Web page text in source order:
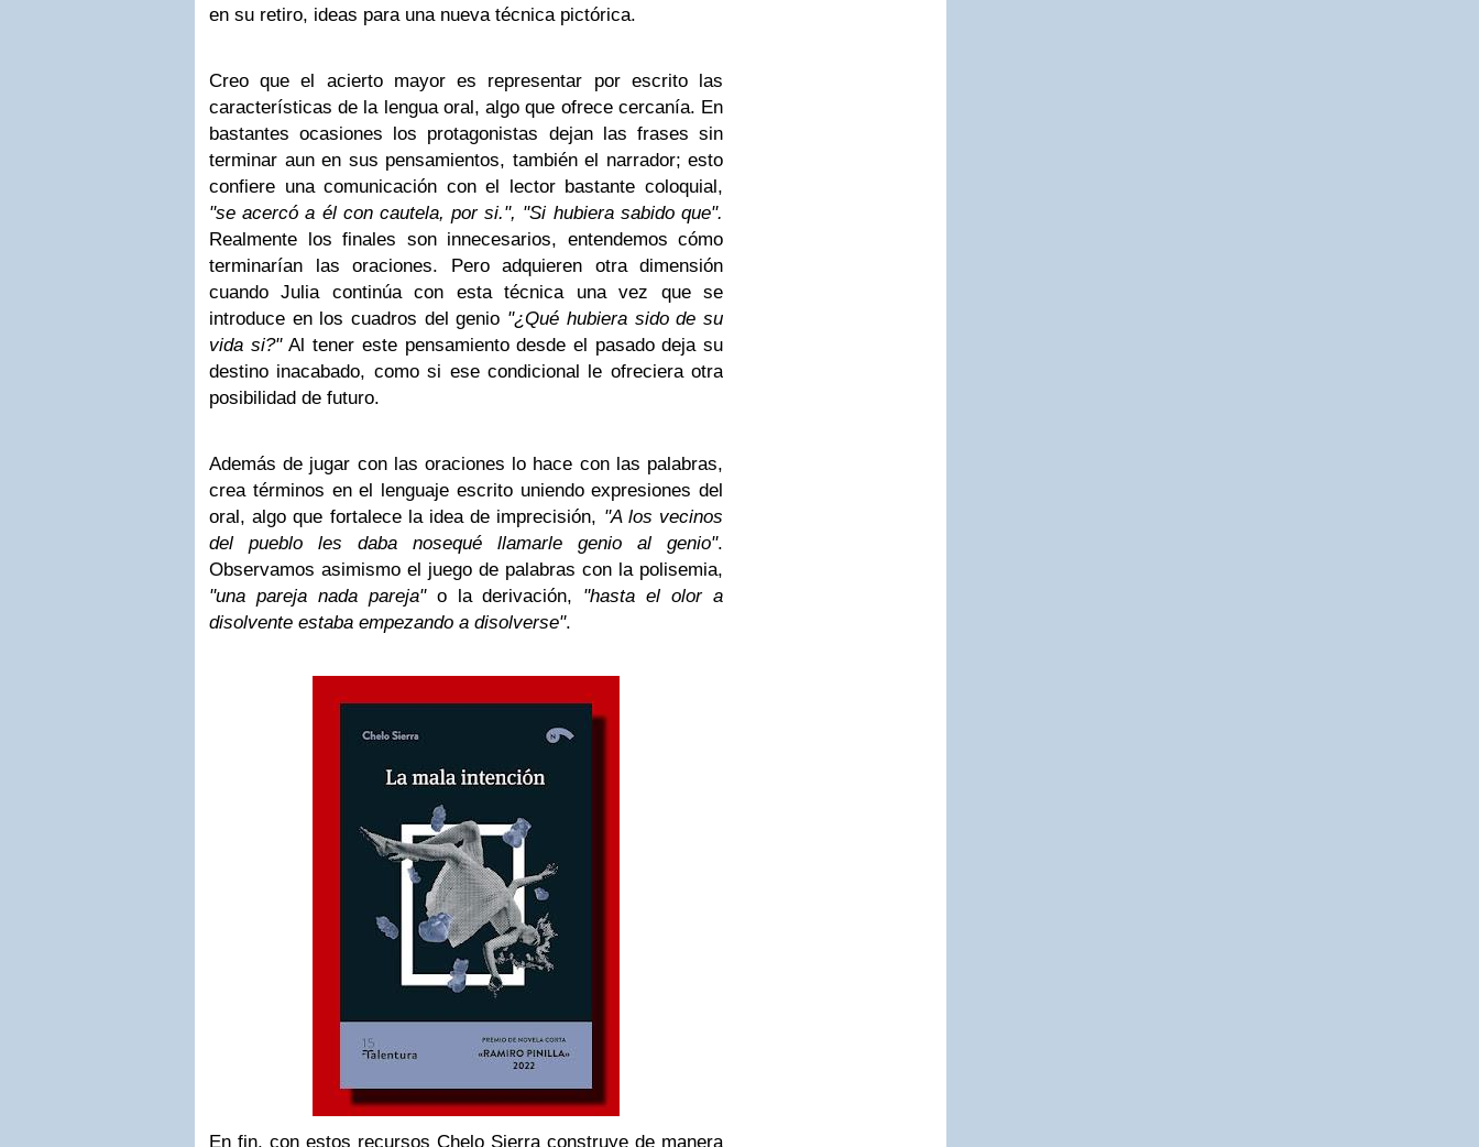
en su retiro, ideas para una nueva técnica pictórica.
Creo que el acierto mayor es representar por escrito las
características de la lengua oral, algo que ofrece cercanía. En
bastantes ocasiones los protagonistas dejan las frases sin
terminar aun en sus pensamientos, también el narrador; esto
confiere una comunicación con el lector bastante coloquial,
"se acercó a él con cautela, por si.", "Si hubiera sabido que".
Realmente los finales son innecesarios, entendemos cómo
terminarían las oraciones. Pero adquieren otra dimensión
cuando Julia continúa con esta técnica una vez que se
introduce en los cuadros del genio "¿Qué hubiera sido de su
vida si?"Al tener este pensamiento desde el pasado deja su
destino inacabado, como si ese condicional le ofreciera otra
posibilidad de futuro.
Además de jugar con las oraciones lo hace con las palabras,
crea términos en el lenguaje escrito uniendo expresiones del
oral, algo que fortalece la idea de imprecisión, "A los vecinos
del pueblo les daba nosequé llamarle genio al genio".
Observamos asimismo el juego de palabras con la polisemia,
"una pareja nada pareja"o la derivación, "hasta el olor a
disolvente estaba empezando a disolverse".
En fin, con estos recursos Chelo Sierra construye de manera